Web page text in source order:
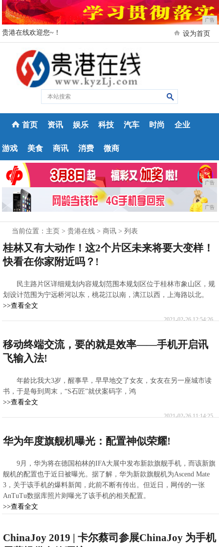
广告
贵港在线欢迎您~！ 设为首页
首页 资讯 娱乐 科技 汽车 时尚 企业
游戏 美食 商讯 消费 微商
广告
广告
当前位置： 主页 >贵港在线 >商讯 > 列表
桂林又有大动作！这2个片区未来将要大变样！
快看在你家附近吗？!
民主路片区详细规划内容规划范围本规划区位于桂林市象山区，规
划设计范围为宁远桥河以东，桃花江以南，漓江以西，上海路以北。
>>查看全文
2021-02-26 12:54:26
移动终端交流，要的就是效率——手机开启讯
飞输入法!
年龄比我大3岁，醒事早，早早地交了女友，女友在另一座城市读
书，于是每到周末，“S石匠”就伏案码字，鸿
>>查看全文
2021-02-26 11:14:25
华为年度旗舰机曝光：配置神似荣耀!
9月，华为将在德国柏林的IFA大展中发布新款旗舰手机，而该新旗
舰机的配置也于近日被曝光。据了解，华为新款旗舰机为Ascend Mate
3，关于该手机的爆料新闻，此前不断有传出。但近日，网传的一张
AnTuTu数据库照片则曝光了该手机的相关配置。
>>查看全文
ChinaJoy 2019 | 卡尔蔡司参展ChinaJoy 为手机